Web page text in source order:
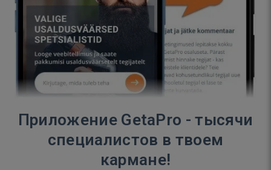
Приложение GetaPro - тысячи
специалистов в твоем
кармане!